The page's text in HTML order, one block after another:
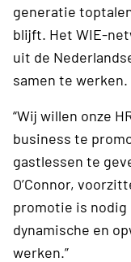
generatie
blijft. Het WIE-
uit de
samen te werken.
“Wij willen onze
business te
gastlessen te
O’Connor,
promotie is nodig
dynamische en
werken.”